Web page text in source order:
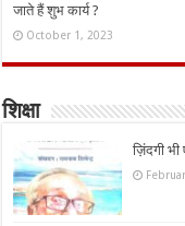
जाते हैं शुभ कार्य ?
October 1, 2023
शिक्षा
ज़िंदगी